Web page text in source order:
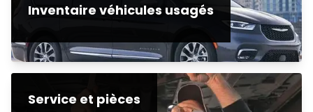
Inventaire véhicules usagés
Service et pièces